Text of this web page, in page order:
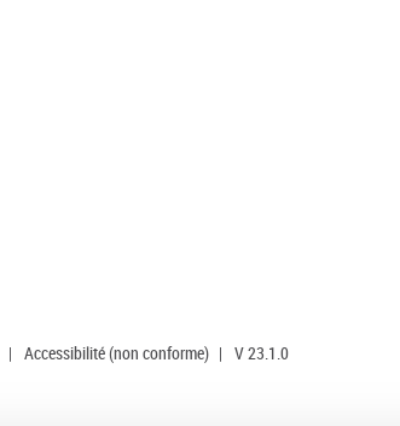
| Accessibilité (non conforme) | V 23.1.0